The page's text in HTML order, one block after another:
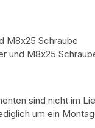
M8x25 Schraube
und M8x25
sind nicht im
um ein